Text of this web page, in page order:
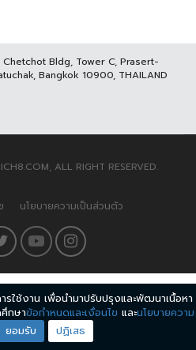
Bldg, Tower C, Prasert-
Bangkok 10900, THAILAND
ALL RIGHT RESERVED.
นโยบายความเป็นส่วนตัว
รใช้งาน เพื่อนำมาปรับปรุงและพัฒนาเนื้อหา
กษาข้อกำหนดและเงื่อนไข และนโยบายความ
ยอมรับ ปฏิเสธ